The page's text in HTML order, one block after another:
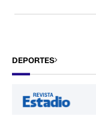
DEPORTES